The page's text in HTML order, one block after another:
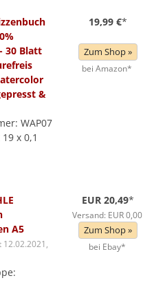
30 Blatt
&
WAP07
x 0,1
19,99 €*
Zum Shop »
bei Amazon*
A5
12.02.2021,
EUR 20,49*
Versand: EUR 0,00
Zum Shop »
bei Ebay*